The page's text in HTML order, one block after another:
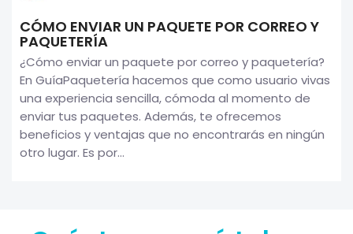
CÓMO ENVIAR UN PAQUETE POR CORREO Y
PAQUETERÍA
¿Cómo enviar un paquete por correo y paquetería?
En GuíaPaquetería hacemos que como usuario vivas
una experiencia sencilla, cómoda al momento de
enviar tus paquetes. Además, te ofrecemos
beneficios y ventajas que no encontrarás en ningún
otro lugar. Es por...